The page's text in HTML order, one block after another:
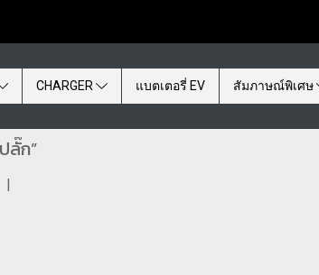
CHARGER แบตเตอรี่ EV สัมภาษณ์พิเศษ
ลั๊ก”
|